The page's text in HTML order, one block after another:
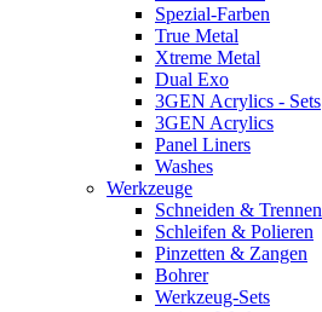
Spezial-Farben
True Metal
Xtreme Metal
Dual Exo
3GEN Acrylics - Sets
3GEN Acrylics
Panel Liners
Washes
Werkzeuge
Schneiden & Trennen
Schleifen & Polieren
Pinzetten & Zangen
Bohrer
Werkzeug-Sets